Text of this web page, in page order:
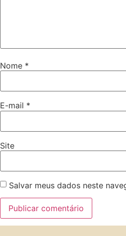
Nome *
E-mail *
Site
Salvar meus dados neste